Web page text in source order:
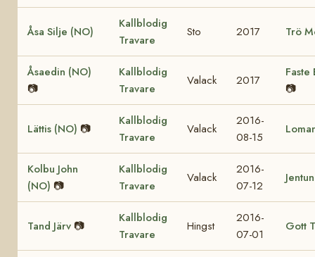
Åsa Silje (NO)
Kallblodig
Travare
Sto 2017 Trö
Åsaedin (NO)
📷
Kallblodig
Travare
Valack 2017
Faste
📷
Lättis (NO) 📷
Kallblodig
Travare
Valack
2016-
08-15
Kolbu John
(NO) 📷
Kallblodig
Travare
Valack
2016-
07-12
Tand Järv 📷
Kallblodig
Travare
Hingst
2016-
07-01
Gott